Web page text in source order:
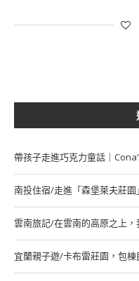
帶孩子走進巧克力童話｜
南投住宿/走進「森堡萊夫莊
雲南旅記/在雲南的高原之上
宜蘭親子遊/卡布雷莊園，包